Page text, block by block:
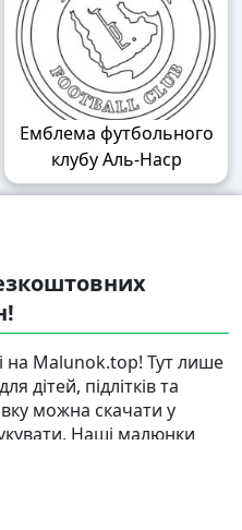
Емблема футбольного
клубу Аль-Наср
на Malunok.top! Тут лише
дітей, підлітків та
можна скачати у
Наші малюнки